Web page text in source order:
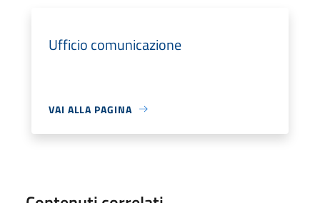
Ufficio comunicazione
VAI ALLA PAGINA